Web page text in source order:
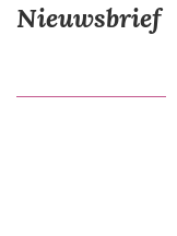
Nieuwsbrief